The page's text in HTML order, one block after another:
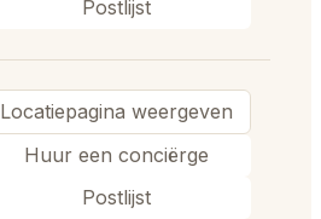
Postlijst
Locatiepagina weergeven
Huur een conciërge
Postlijst